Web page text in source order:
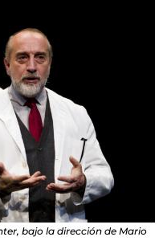
bajo la dirección de Mario